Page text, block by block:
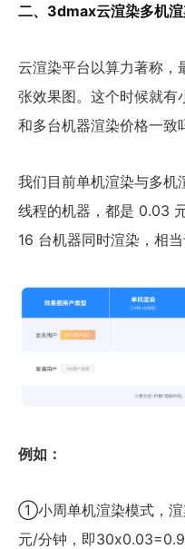
二、3dmax云渲染多机
云渲染平台以算力著称，
张效果图。这个时候就有
和多台机器渲染价格一致
我们目前单机渲染与多
线程的机器，都是 0.03
16 台机器同时渲染，相
例如：
①小周单机渲染模式，渲
元/分钟，即30x0.03=0.9